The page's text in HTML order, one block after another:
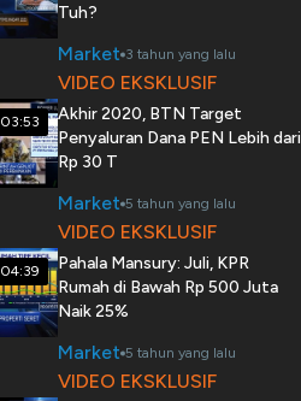
Tuh?
Market 3 tahun yang lalu
03:53
VIDEO EKSKLUSIF
Akhir 2020, BTN Target
Penyaluran Dana PEN Lebih dari
Rp 30 T
Market 5 tahun yang lalu
04:39
VIDEO EKSKLUSIF
Pahala Mansury: Juli, KPR
Rumah di Bawah Rp 500 Juta
Naik 25%
Market 5 tahun yang lalu
VIDEO EKSKLUSIF